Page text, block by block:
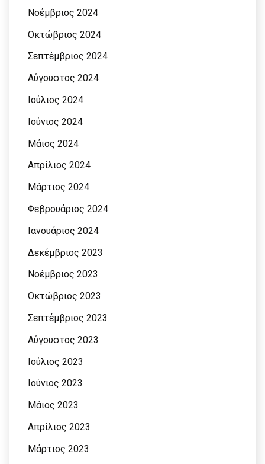
Νοέμβριος 2024
Οκτώβριος 2024
Σεπτέμβριος 2024
Αύγουστος 2024
Ιούλιος 2024
Ιούνιος 2024
Μάιος 2024
Απρίλιος 2024
Μάρτιος 2024
Φεβρουάριος 2024
Ιανουάριος 2024
Δεκέμβριος 2023
Νοέμβριος 2023
Οκτώβριος 2023
Σεπτέμβριος 2023
Αύγουστος 2023
Ιούλιος 2023
Ιούνιος 2023
Μάιος 2023
Απρίλιος 2023
Μάρτιος 2023